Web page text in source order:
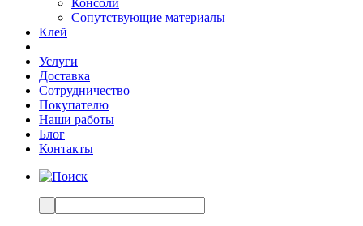
Консоли
Сопутствующие материалы
Клей
Услуги
Доставка
Сотрудничество
Покупателю
Наши работы
Блог
Контакты